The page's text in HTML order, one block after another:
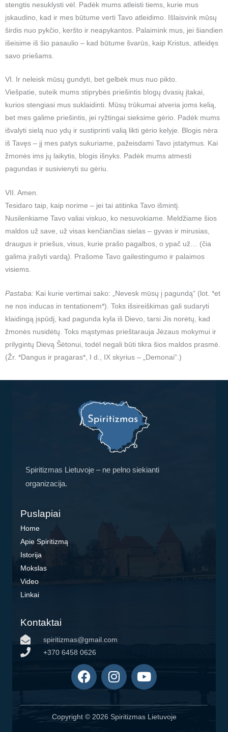
stengtis nesuklysti vėl. Padėk mums atleisti tiems, kurie mus
įskaudino, kad ir mes būtume verti Tavo atleidimo. Išlaisvink mūsų
širdis nuo pykčio, keršto ir neapykantos. Palaimink mus, jei šiandien
išeisime iš šio pasaulio – kad būtume švarūs, kaip Kristus, atleidęs
savo priešams.
VI. Ir neleisk mūsų gundyti, bet gelbėk mus nuo pikto.
Viešpatie, suteik mums stiprybės priešintis blogų dvasių įtakai,
kurios stengiasi mus suklaidinti. Mūsų trūkumai atveria joms kelią,
bet mes galime priešintis, jei ryžtingai sieksime gėrio. Padėk mums
išvalyti sielą nuo ydų ir sustiprinti valią likti gėrio kelyje. Blogis nėra
iš Tavęs – jį mes patys sukuriame, pažeisdami Tavo įstatymus. Kai
žmonės ims jų laikytis, blogis išnyks. Padėk mums atmesti
pagundas ir susivienyti su gėriu.
VII. Amen.
Tesidaro taip, kaip norime – jei tai atitinka Tavo išmintį.
Nusilenkiame Tavo valiai viskuo, ko nesuvokiame. Meldžiame šios
maldos už save, už visas kenčiančias sielas – gyvas ir mirusias,
draugus ir priešus, visus, kurie prašo pagalbos, o ypač už… (čia
galima įrašyti vardą). Prašome Tavo gailestingumo ir palaimos
visiems.
Pastaba: Kai kurie vertimai sako: „Nevesk mūsų į pagundą“ (lot. *et
ne nos inducas in tentationem*). Toks išsireiškimas gali sudaryti
klaidingą įspūdį, kad pagunda kyla iš Dievo, tarsi Jis norėtų, kad
žmonės nusidėtų. Toks mąstymas prieštarauja Jėzaus mokymui ir
prilygintų Dievą Šėtonui, todėl negali būti tikra šios maldos prasmė.
(Žr. *Dangus ir pragaras*, I d., IX skyrius – „Demonai“.)
Spiritizmas Lietuvoje – ne pelno siekianti
organizacija.
Puslapiai
Home
Apie Spiritizmą
Istorija
Mokslas
Video
Linkai
Kontaktai
spiritizmas@gmail.com
+370 6458 0626
F
a
e
b
I
n
t
a
Y
o
t
u
Copyright © 2026 Spiritizmas Lietuvoje